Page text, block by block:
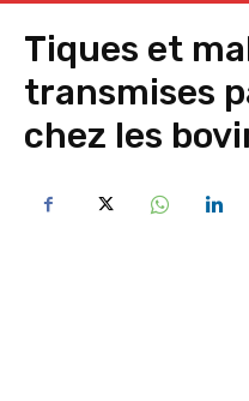
Tiques et
transmises
chez les